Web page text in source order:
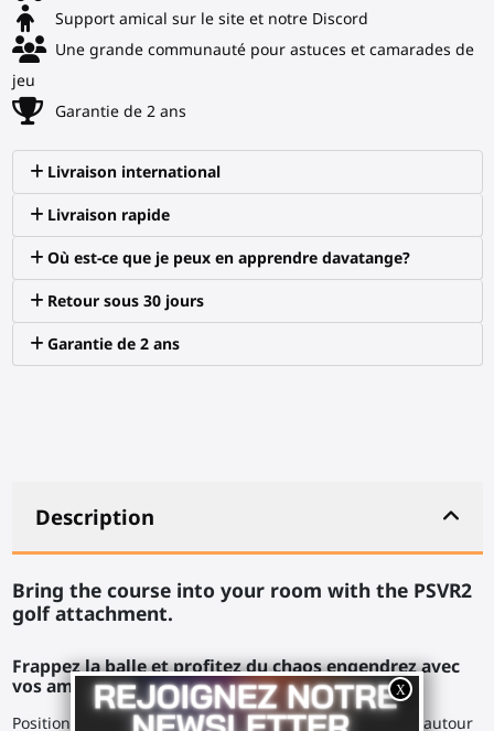
Support amical sur le site et notre Discord
Une grande communauté pour astuces et camarades de
jeu
Garantie de 2 ans
Livraison international
Livraison rapide
Où est-ce que je peux en apprendre davatange?
Retour sous 30 jours
Garantie de 2 ans
Description
Bring the course into your room with the PSVR2
golf attachment.
Frappez la balle et profitez du chaos engendrez avec
vos amis.
Positionnez vos pieds. Une bonne prise avec vos mains autour